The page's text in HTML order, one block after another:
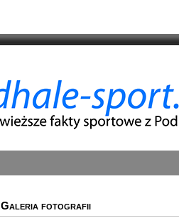
Galeria fotografii